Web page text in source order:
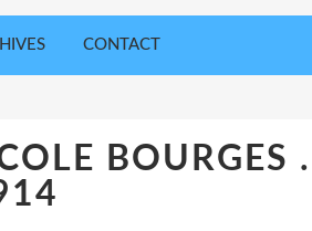
CONTACT
BOURGES .